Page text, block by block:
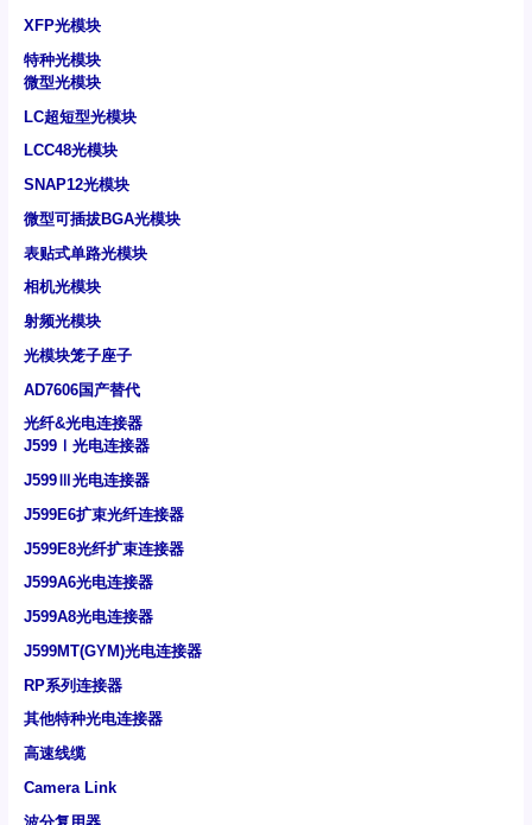
XFP光模块
特种光模块
微型光模块
LC超短型光模块
LCC48光模块
SNAP12光模块
微型可插拔BGA光模块
表贴式单路光模块
相机光模块
射频光模块
光模块笼子座子
AD7606国产替代
光纤&光电连接器
J599Ⅰ光电连接器
J599Ⅲ光电连接器
J599E6扩束光纤连接器
J599E8光纤扩束连接器
J599A6光电连接器
J599A8光电连接器
J599MT(GYM)光电连接器
RP系列连接器
其他特种光电连接器
高速线缆
Camera Link